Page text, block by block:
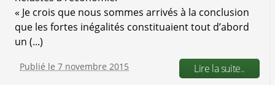
« Je crois que nous sommes arrivés à la conclusion
que les fortes inégalités constituaient tout d’abord
un (...)
Publié le 7 novembre 2015 Lire la suite..